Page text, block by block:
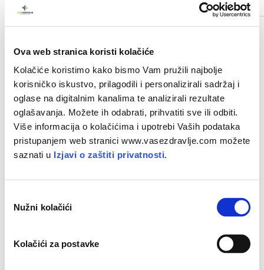
Ova web stranica koristi kolačiće
Kolačiće koristimo kako bismo Vam pružili najbolje
korisničko iskustvo, prilagodili i personalizirali sadržaj i
oglase na digitalnim kanalima te analizirali rezultate
oglašavanja. Možete ih odabrati, prihvatiti sve ili odbiti.
Više informacija o kolačićima i upotrebi Vaših podataka
pristupanjem web stranici www.vasezdravlje.com možete
saznati u Izjavi o zaštiti privatnosti.
Nužni kolačići
Kolačići za postavke
POVEZANI ČLANCI
Umor- uzrocii